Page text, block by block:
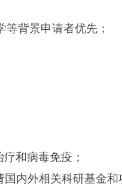
等背景申请者优先；
和病毒免疫；
内外相关科研基金和